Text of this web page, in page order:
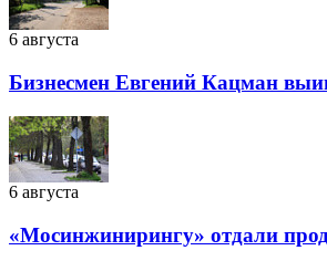
6 августа
Бизнесмен Евгений Кацман
6 августа
«Мосинжинирингу» отдали